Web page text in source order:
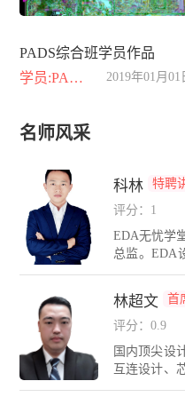
PADS综合班学员作品
学员:PADS综合班
2019年01月01
名师风采
科林
特聘
评分：1
EDA无忧学
总监。EDA
牌讲师。在
在硬件互连
设计方法和
yperlynx，
期带领团队
位，涵盖的
产品，医疗
林超文
首
评分：0.9
国内顶尖设
互连设计、
理经验，精